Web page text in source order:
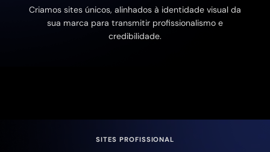
Criamos sites únicos, alinhados à identidade visual da
sua marca para transmitir profissionalismo e
credibilidade.
SITES PROFISSIONAL